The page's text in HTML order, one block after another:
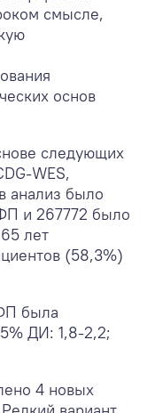
смысле,
основ
следующих
WES,
анализ было
и 267772 было
лет
(58,3%)
была
ДИ: 1,8-2,2;
4 новых